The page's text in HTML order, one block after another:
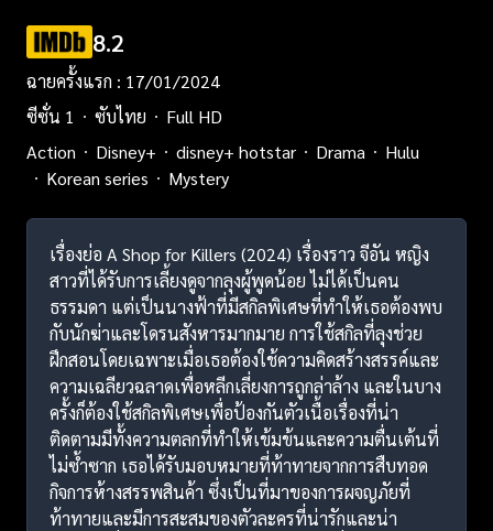
8.2
ฉายครั้งแรก : 17/01/2024
ซีซั่น 1
ซับไทย
Full HD
Action
Disney+ disney+ hotstar Drama
Hulu
Korean series
Mystery
เรื่องย่อ A Shop for Killers (2024) เรื่องราว จีอัน หญิง
สาวที่ได้รับการเลี้ยงดูจากลุงผู้พูดน้อย ไม่ได้เป็นคน
ธรรมดา แต่เป็นนางฟ้าที่มีสกิลพิเศษที่ทำให้เธอต้องพบ
กับนักฆ่าและโดรนสังหารมากมาย การใช้สกิลที่ลุงช่วย
ฝึกสอนโดยเฉพาะเมื่อเธอต้องใช้ความคิดสร้างสรรค์และ
ความเฉลียวฉลาดเพื่อหลีกเลี่ยงการถูกล่าล้าง และในบาง
ครั้งก็ต้องใช้สกิลพิเศษเพื่อป้องกันตัวเนื้อเรื่องที่น่า
ติดตามมีทั้งความตลกที่ทำให้เข้มข้นและความตื่นเต้นที่
ไม่ซ้ำซาก เธอได้รับมอบหมายที่ท้าทายจากการสืบทอด
กิจการห้างสรรพสินค้า ซึ่งเป็นที่มาของการผจญภัยที่
ท้าทายและมีการสะสมของตัวละครที่น่ารักและน่า